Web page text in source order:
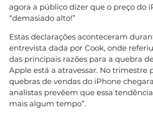
agora a público dizer que o preço do
“demasiado alto!”
Estas declarações aconteceram
entrevista dada por Cook, onde
das principais razões para a quebra
Apple está a atravessar. No trimestre
quebras de vendas do iPhone
analistas prevêem que essa
mais algum tempo”.